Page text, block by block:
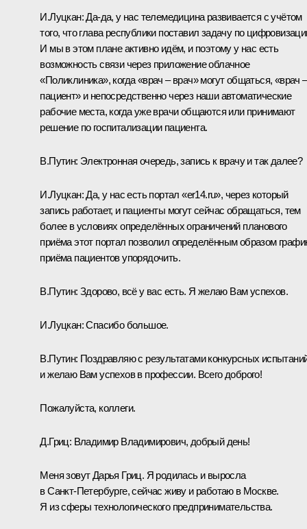
И.Луцкан: Да-да, у нас телемедицина развивается с учётом
того, что глава республики поставил задачу по
И мы в этом плане активно идём, и поэтому у нас есть
возможность связи через приложение облачное
«Поликлиника», когда «врач – врач» могут общаться, «врач –
пациент» и непосредственно через наши автоматические
рабочие места, когда уже врачи общаются или принимают
решение по госпитализации пациента.
В.Путин: Электронная очередь, запись к врачу и так далее?
И.Луцкан: Да, у нас есть портал «er14.ru», через который
запись работает, и пациенты могут сейчас обращаться, тем
более в условиях определённых ограничений планового
приёма этот портал позволил определённым образом
приёма пациентов упорядочить.
В.Путин: Здорово, всё у вас есть. Я желаю Вам успехов.
И.Луцкан: Спасибо большое.
В.Путин: Поздравляю с результатами конкурсных
и желаю Вам успехов в профессии. Всего доброго!
Пожалуйста, коллеги.
Д.Гриц: Владимир Владимирович, добрый день!
Меня зовут Дарья Гриц. Я родилась и выросла
в Санкт‑Петербурге, сейчас живу и работаю в Москве.
Я из сферы технологического предпринимательства.